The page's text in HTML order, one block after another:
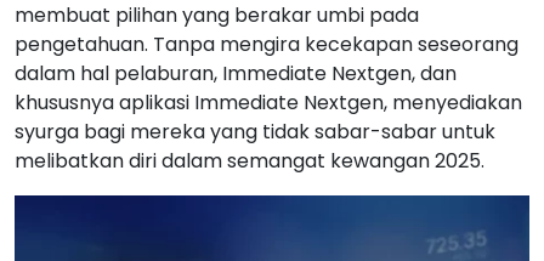
membuat pilihan yang berakar umbi pada
pengetahuan. Tanpa mengira kecekapan seseorang
dalam hal pelaburan, Immediate Nextgen, dan
khususnya aplikasi Immediate Nextgen, menyediakan
syurga bagi mereka yang tidak sabar-sabar untuk
melibatkan diri dalam semangat kewangan 2025.